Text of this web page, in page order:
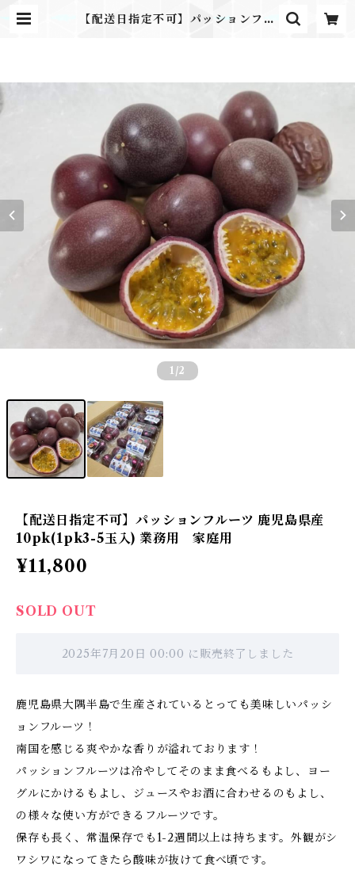
【配送日指定不可】パッションフル
1 /2
【配送日指定不可】パッションフルーツ 鹿児島県産
10pk(1pk3-5玉入) 業務用 家庭用
¥11,800
SOLD OUT
2025年7月20日 00:00 に販売終了しました
鹿児島県大隅半島で生産されているとっても美味しいパッシ
ョンフルーツ！
南国を感じる爽やかな香りが溢れております！
パッションフルーツは冷やしてそのまま食べるもよし、ヨー
グルにかけるもよし、ジュースやお酒に合わせるのもよし、
の様々な使い方ができるフルーツです。
保存も長く、常温保存でも1-2週間以上は持ちます。外観がシ
ワシワになってきたら酸味が抜けて食べ頃です。